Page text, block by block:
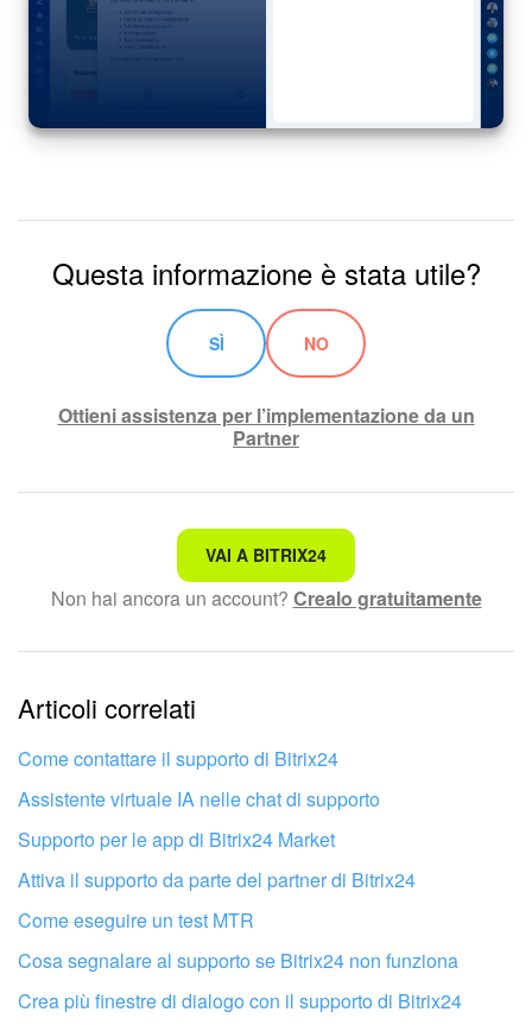
Questa informazione è stata utile?
SÌ NO
Ottieni assistenza per l’implementazione da un
Partner
Non è quello che sto cercando.
Testo complesso e incomprensibile
Le informazioni sono obsolete.
Troppo breve, ho bisogno di maggiori informazioni.
Non mi soddisfa come funziona questo strumento
VAI A BITRIX24
Non hai ancora un account? Crealo gratuitamente
Articoli correlati
Come contattare il supporto di Bitrix24
Assistente virtuale IA nelle chat di supporto
Supporto per le app di Bitrix24 Market
Attiva il supporto da parte del partner di Bitrix24
Come eseguire un test MTR
Cosa segnalare al supporto se Bitrix24 non funziona
Crea più finestre di dialogo con il supporto di Bitrix24